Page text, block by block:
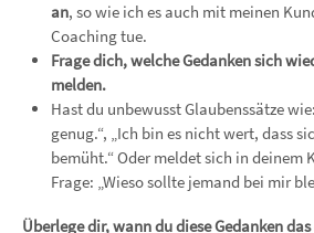
an, so wie ich es auch mit meinen
Coaching tue.
Frage dich, welche Gedanken sich
melden.
Hast du unbewusst Glaubenssätze
genug.“, „Ich bin es nicht wert, dass
bemüht.“ Oder meldet sich in deinem
Frage: „Wieso sollte jemand bei mir
Überlege dir, wann du diese Gedanken